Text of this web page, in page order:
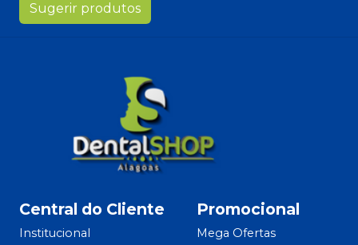
Sugerir produtos
Central do Cliente
Institucional
Promocional
Mega Ofertas